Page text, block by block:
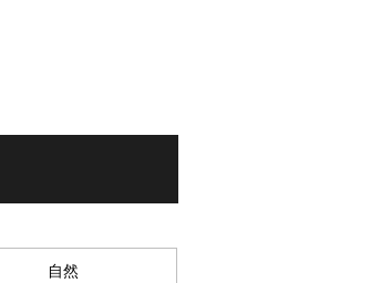
自然